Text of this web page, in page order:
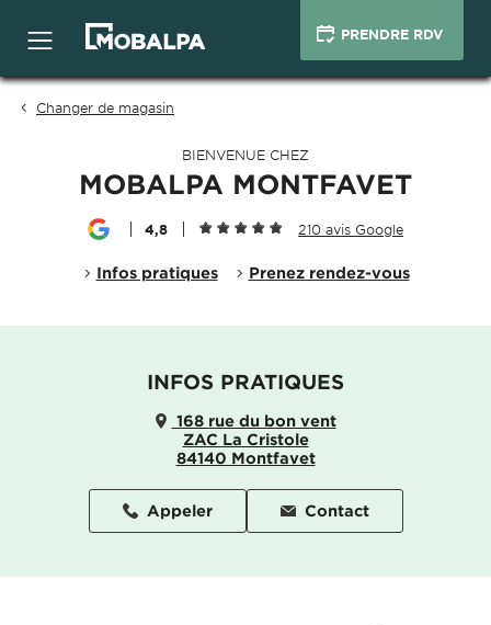
PRENDRE RDV
Changer de magasin
BIENVENUE CHEZ
MOBALPA MONTFAVET
4,8 210 avis Google
Infos pratiques Prenez rendez-vous
INFOS PRATIQUES
168 rue du bon vent
ZAC La Cristole
84140 Montfavet
Appeler Contact